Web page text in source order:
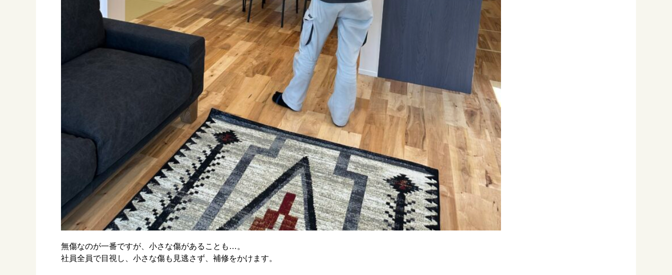
無傷なのが一番ですが、小さな傷があることも…。
社員全員で目視し、小さな傷も見逃さず、補修をかけます。